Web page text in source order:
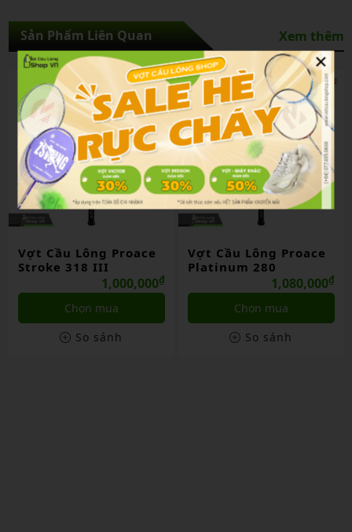
Sản Phẩm Liên Quan Xem thêm
Vợt Cầu Lông Proace
Stroke 318 III
1,000,000₫
Chọn mua
So sánh
Vợt Cầu Lông Proace
Platinum 280
1,080,000₫
Chọn mua
So sánh
×